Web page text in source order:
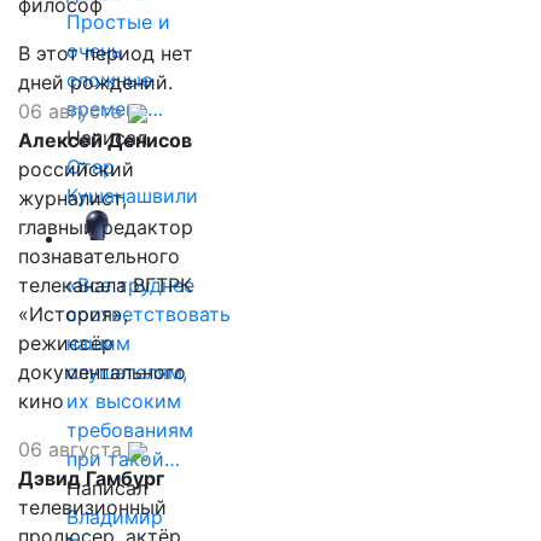
Простые и
очень
сложные
времена…
Написал
Отар
Кушанашвили
«Все труднее
соответствовать
нашим
слушателям,
их высоким
требованиям
при такой…
Написал
Владимир
философ
В этот период нет
дней рождений.
06 августа
Алексей Денисов
российский
журналист,
главный редактор
познавательного
телеканала ВГТРК
«История»,
режиссёр
документального
кино
06 августа
Дэвид Гамбург
телевизионный
продюсер, актёр,